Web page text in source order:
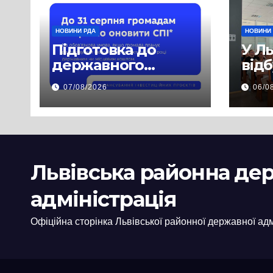
НОВИНИ РДА
Підготовка до
державного
фінансування на
2027 рік уже
триває
07/08/2026
НОВИНИ
У
06/
Львівська районна
адміністрація
Офіційна сторінка Львівської районної державної